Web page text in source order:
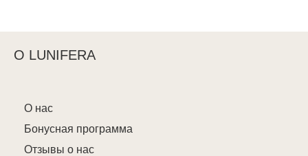
О LUNIFERA
О нас
Бонусная программа
Отзывы о нас